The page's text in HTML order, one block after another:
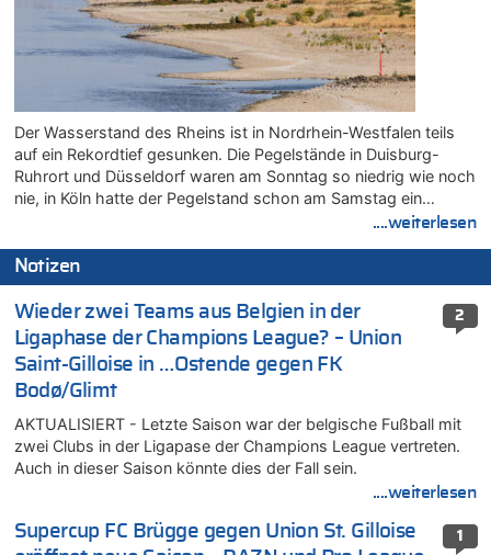
Der Wasserstand des Rheins ist in Nordrhein-Westfalen teils
auf ein Rekordtief gesunken. Die Pegelstände in Duisburg-
Ruhrort und Düsseldorf waren am Sonntag so niedrig wie noch
nie, in Köln hatte der Pegelstand schon am Samstag ein…
....weiterlesen
Notizen
2
Wieder zwei Teams aus Belgien in der
Ligaphase der Champions League? – Union
Saint-Gilloise in …Ostende gegen FK
Bodø/Glimt
AKTUALISIERT - Letzte Saison war der belgische Fußball mit
zwei Clubs in der Ligapase der Champions League vertreten.
Auch in dieser Saison könnte dies der Fall sein.
....weiterlesen
1
Supercup FC Brügge gegen Union St. Gilloise